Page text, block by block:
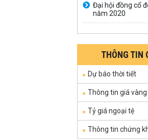
Đại hội đồng cổ
năm 2020
THÔNG TIN
Dự báo thời tiết
Thông tin giá vàng
Tỷ giá ngoại tệ
Thông tin chứng